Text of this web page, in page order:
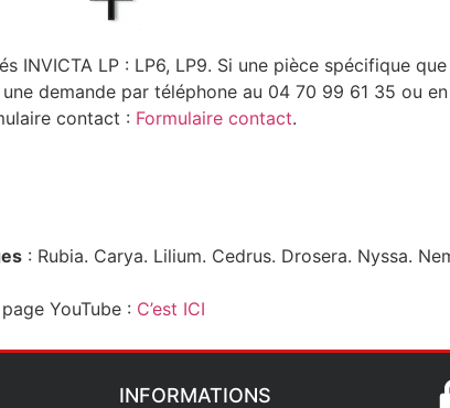
LP : LP6, LP9. Si une pièce spécifique
demande par téléphone au 04 70 99 61 35 ou
contact : Formulaire contact.
: Rubia. Carya. Lilium. Cedrus. Drosera. Nyssa.
YouTube : C’est ICI
INFORMATIONS